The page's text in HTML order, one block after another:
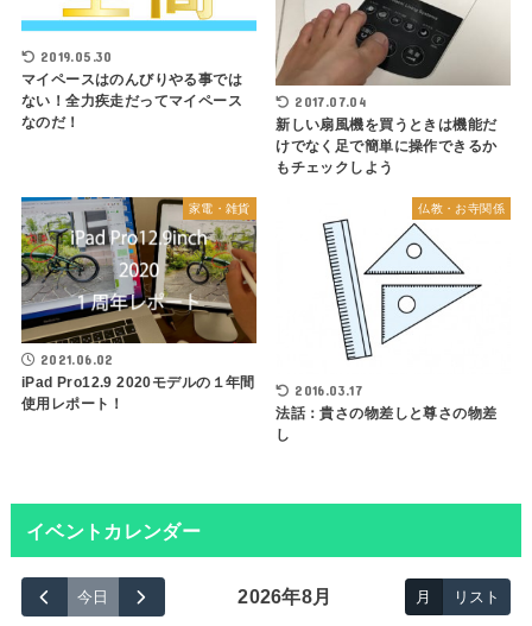
2019.05.30
マイペースはのんびりやる事では
ない！全力疾走だってマイペース
なのだ！
2017.07.04
新しい扇風機を買うときは機能だ
けでなく足で簡単に操作できるか
もチェックしよう
家電・雑貨
2021.06.02
iPad Pro12.9 2020モデルの１年間
使用レポート！
仏教・お寺関係
2016.03.17
法話：貴さの物差しと尊さの物差
し
イベントカレンダー
今日 2026年8月 月 リスト